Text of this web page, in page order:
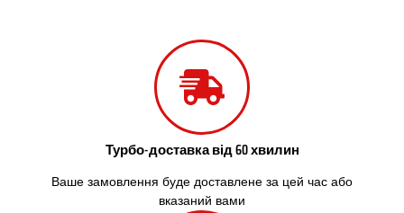
Турбо-доставка від 60 хвилин
Ваше замовлення буде доставлене за цей час або
вказаний вами